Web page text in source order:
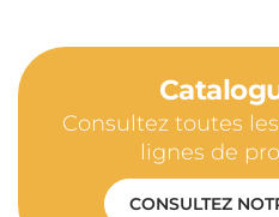
Consultez toutes
lignes de
CONSULTEZ